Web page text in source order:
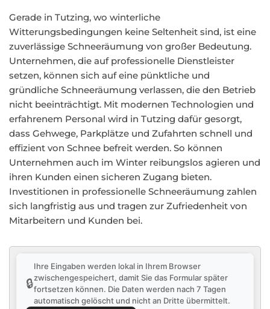
Gerade in Tutzing, wo winterliche
Witterungsbedingungen keine Seltenheit sind, ist eine
zuverlässige Schneeräumung von großer Bedeutung.
Unternehmen, die auf professionelle Dienstleister
setzen, können sich auf eine pünktliche und
gründliche Schneeräumung verlassen, die den Betrieb
nicht beeinträchtigt. Mit modernen Technologien und
erfahrenem Personal wird in Tutzing dafür gesorgt,
dass Gehwege, Parkplätze und Zufahrten schnell und
effizient von Schnee befreit werden. So können
Unternehmen auch im Winter reibungslos agieren und
ihren Kunden einen sicheren Zugang bieten.
Investitionen in professionelle Schneeräumung zahlen
sich langfristig aus und tragen zur Zufriedenheit von
Mitarbeitern und Kunden bei.
🔒
Ihre Eingaben werden lokal in Ihrem Browser
zwischengespeichert, damit Sie das Formular später
fortsetzen können. Die Daten werden nach 7 Tagen
automatisch gelöscht und nicht an Dritte übermittelt.